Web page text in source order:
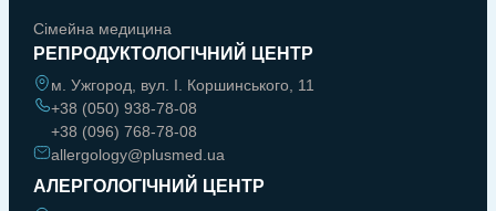
Сімейна медицина
РЕПРОДУКТОЛОГІЧНИЙ ЦЕНТР
м. Ужгород, вул. І. Коршинського, 11
+38 (050) 938-78-08
+38 (096) 768-78-08
allergology@plusmed.ua
АЛЕРГОЛОГІЧНИЙ ЦЕНТР